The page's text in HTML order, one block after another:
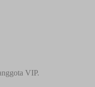
VIP.